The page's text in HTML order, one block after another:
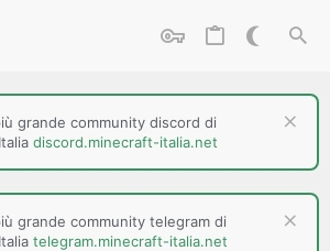
grande community discord di
discord.minecraft-italia.net
grande community telegram di
telegram.minecraft-italia.net